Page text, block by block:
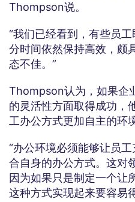
Thompson说。
“我们已经看到，有些员
分时间依然保持高效，颇
态不佳。”
Thompson认为，如果企
的灵活性方面取得成功，
工办公方式更加自主的环
“办公环境必须能够让员
合自身的办公方式。这对
因为如果只是制定一个让
这种方式实现起来要容易